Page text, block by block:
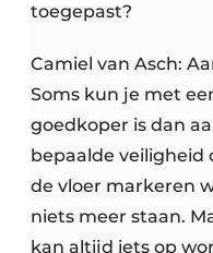
toegepast?
Camiel van Asch:
Soms kun je met
goedkoper is dan
bepaalde veiligheid
de vloer markeren
niets meer staan.
kan altijd iets op